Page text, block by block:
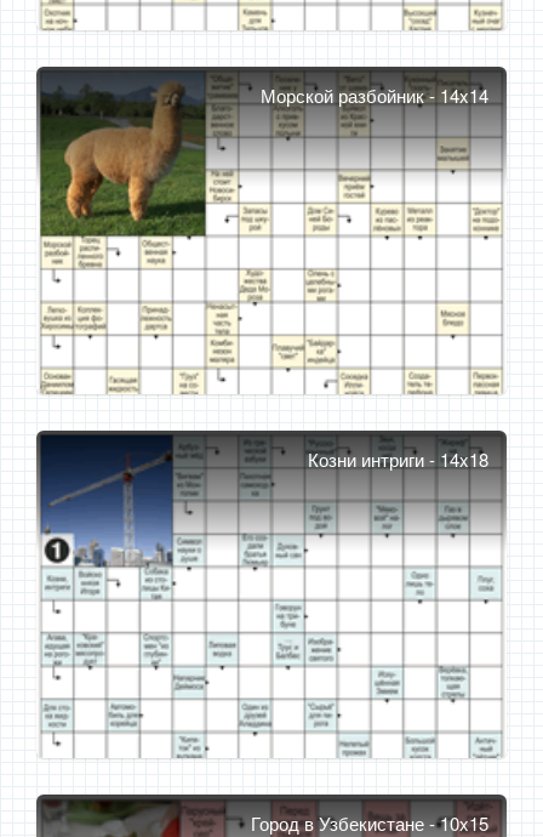
Морской разбойник - 14x14
Козни интриги - 14x18
Город в Узбекистане - 10x15